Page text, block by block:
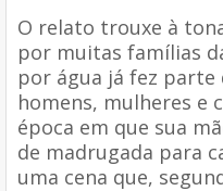
O relato trouxe à
por muitas famílias
por água já fez
homens, mulheres e
época em que sua
de madrugada para
uma cena que,